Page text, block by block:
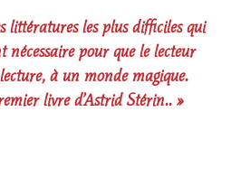
littératures les plus difficiles qui
pour que le lecteur
à un monde magique.
livre d’Astrid Stérin.. »